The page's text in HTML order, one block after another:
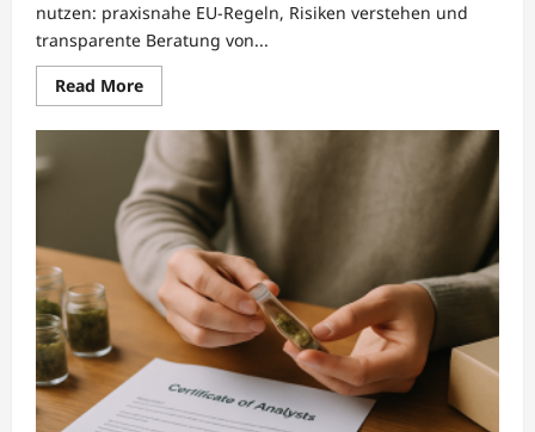
nutzen: praxisnahe EU-Regeln, Risiken verstehen und
transparente Beratung von...
Read MoreRead
more
Regulierung
von
Therapien:
Ethnobotanik
im
EU-
Rahmen
bei
Dame-
Kin